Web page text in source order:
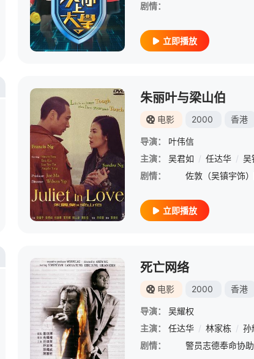
剧情：
立即播放
邹凯光
朱丽叶与梁山伯
电影 2000 香港
导演：
叶伟信
主演：
吴君如 / 任达华 / 吴
剧情：
立即播放
颜仟汶 / 邹凯光 林子聪 / 黄一飞
死亡网络
电影 2000 香港
导演：
吴耀权
主演：
任达华 / 林家栋 / 孙
剧情：